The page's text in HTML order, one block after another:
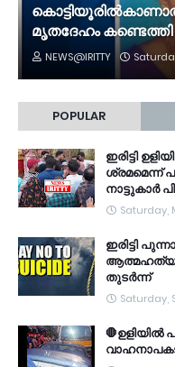
മൃതദേഹം കണ്ടെത്തി
NEWS@IRITTY
POPULAR
ഇരിട്ടി
ശ്രമമെന്ന്
നാട്ടുകാർ
Saturday,
ഇരിട്ടി
തുടർന്ന്
Saturday,
🛑ഉളിയിൽ